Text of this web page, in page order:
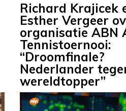
Richard Krajicek
Esther Vergeer
organisatie ABN
Tennistoernooi:
“Droomfinale?
Nederlander
wereldtopper”